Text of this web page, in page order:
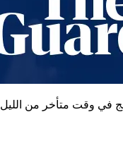
في وقت متأخر من الليل